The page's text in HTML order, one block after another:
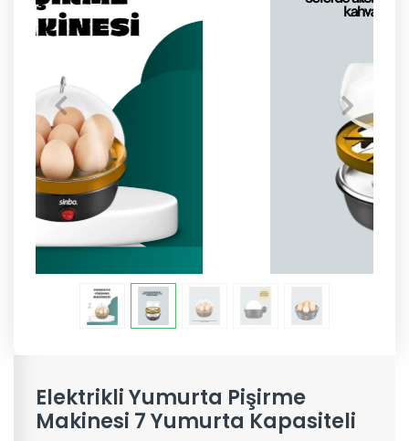
Elektrikli Yumurta Pişirme
Makinesi 7 Yumurta Kapasiteli